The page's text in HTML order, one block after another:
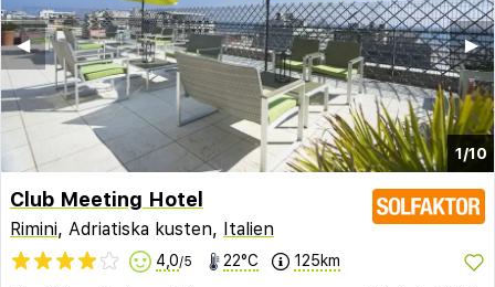
1/10
▶︎
◀︎
Club Meeting Hotel
Rimini, Adriatiska kusten, Italien
4,0/5 22°C 125km